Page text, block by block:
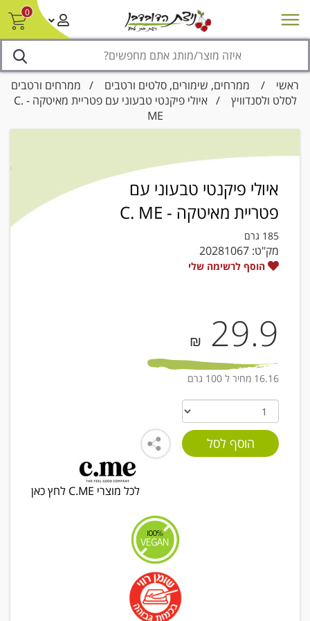
0
מבצעים סניפים צור קשר/ביטול הזמנה
ראשי / ממרחים, שימורים, סלטים ורטבים / ממרחים ורטבים
לסלט ולסנדוויץ
/ איולי פיקנטי טבעוני עם פטריית מאיטקה - C.
ME
איולי פיקנטי טבעוני עם
פטריית מאיטקה - C. ME
185 גרם
מק"ט: 20281067
הוסף לרשימה שלי
29.9
₪
16.16 מחיר ל 100 גרם
לכל מוצרי C.ME לחץ כאן